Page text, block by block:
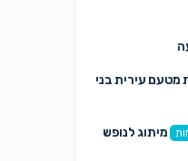
מטעם עירית בני
מיתוג לנופש